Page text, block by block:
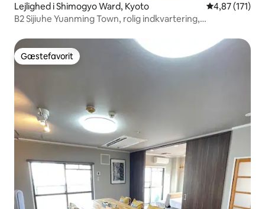
Lejlighed i Shimogyo Ward, Kyoto 4,87 ud af 5 i
4,87 (171)
B2 Sijiuhe Yuanming Town, rolig indkvartering,
nyt badeværelse, helt nye lydisolerede vinduer og
renovering, elevator
Gæstefavorit
Gæstefavorit